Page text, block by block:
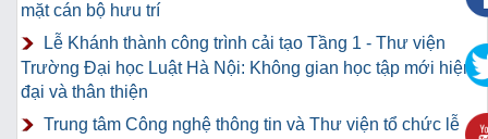
mặt cán bộ hưu trí
Lễ Khánh thành công trình cải tạo Tầng 1 - Thư viện
Trường Đại học Luật Hà Nội: Không gian học tập mới hiện
đại và thân thiện
Trung tâm Công nghệ thông tin và Thư viện tổ chức lễ